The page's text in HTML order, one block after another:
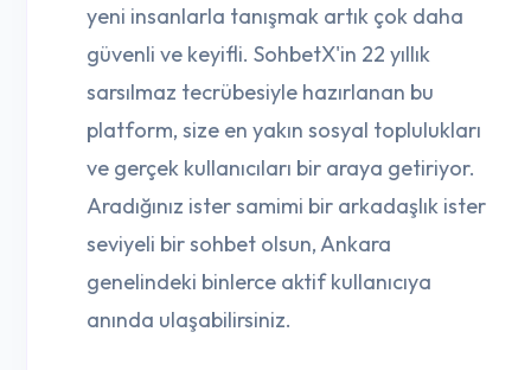
yeni insanlarla tanışmak artık çok daha
güvenli ve keyifli. SohbetX'in 22 yıllık
sarsılmaz tecrübesiyle hazırlanan bu
platform, size en yakın sosyal toplulukları
ve gerçek kullanıcıları bir araya getiriyor.
Aradığınız ister samimi bir arkadaşlık ister
seviyeli bir sohbet olsun, Ankara
genelindeki binlerce aktif kullanıcıya
anında ulaşabilirsiniz.